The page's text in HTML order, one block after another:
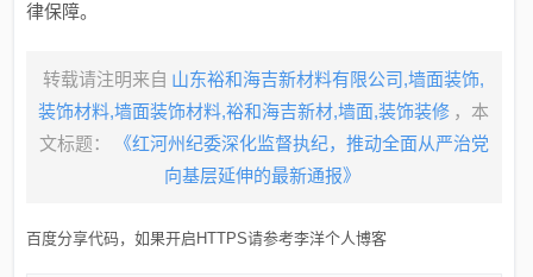
律保障。
转载请注明来自 山东裕和海吉新材料有限公司,墙面装饰,
装饰材料,墙面装饰材料,裕和海吉新材,墙面,装饰装修 ，本
文标题：
《红河州纪委深化监督执纪，推动全面从严治党
向基层延伸的最新通报》
百度分享代码，如果开启HTTPS请参考李洋个人博客